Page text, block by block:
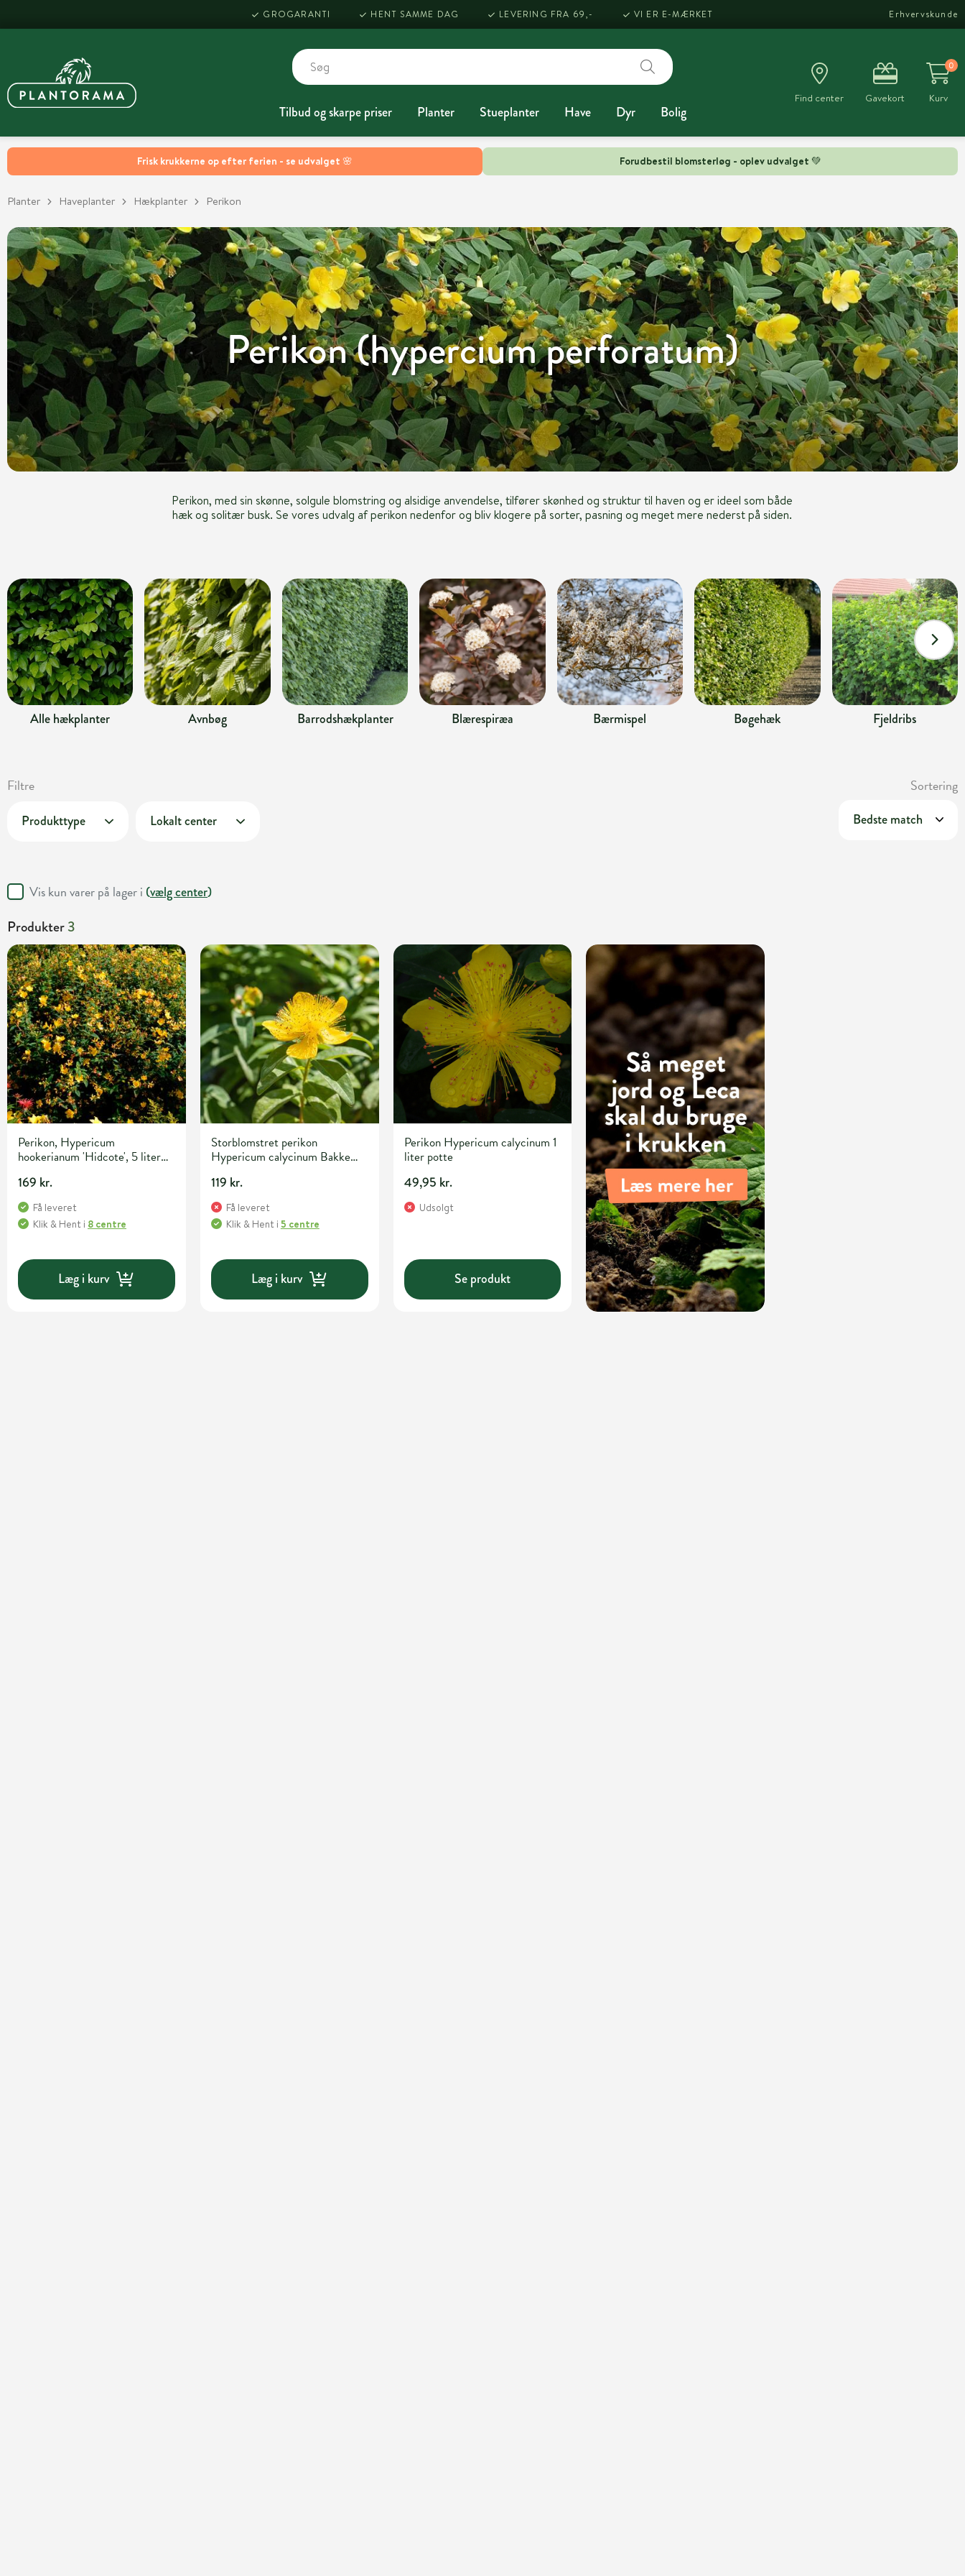
Frisk krukkerne op efter ferien - se udvalget 🌸 Forudbestil blomsterløg - oplev udvalget 💚
GROGARANTI HENT SAMME DAG LEVERING FRA 69,- VI ER E-MÆRKET Erhvervskunde
Tilbud og skarpe priser Planter Stueplanter Have Dyr Bolig
Find center Gavekort
0
Kurv
Planter Haveplanter Hækplanter Perikon
Perikon (hypercium perforatum)
Perikon, med sin skønne, solgule blomstring og alsidige anvendelse, tilfører skønhed og struktur til haven og er ideel som både
hæk og solitær busk. Se vores udvalg af perikon nedenfor og bliv klogere på sorter, pasning og meget mere nederst på siden.
Alle hækplanter Avnbøg Barrodshækplanter Blærespiræa Bærmispel Bøgehæk Fjeldribs
Filtre Sortering
Produkttype Lokalt center
Vis kun varer på lager i (vælg center)
Produkter3
Perikon, Hypericum
hookerianum 'Hidcote', 5 liter
169 kr.
Få leveret
Klik & Hent i 8 centre
Læg i kurv
Storblomstret perikon
Hypericum calycinum Bakke
119 kr.
Få leveret
Klik & Hent i 5 centre
Læg i kurv
Perikon Hypericum calycinum 1
liter potte
49,95 kr.
Udsolgt
Se produkt